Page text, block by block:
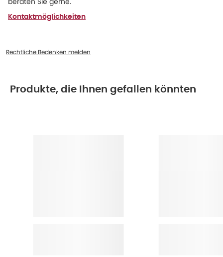
Kontaktmöglichkeiten
Rechtliche Bedenken melden
Produkte, die Ihnen gefallen könnten